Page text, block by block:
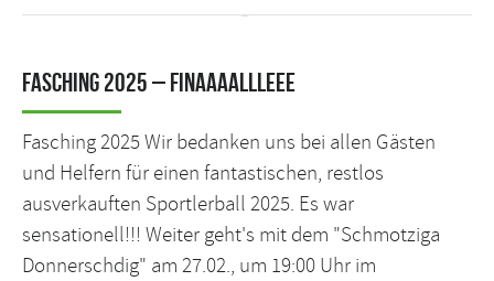
Fasching 2025 – FINAAAALLLEEE
Fasching 2025 Wir bedanken uns bei allen Gästen
und Helfern für einen fantastischen, restlos
ausverkauften Sportlerball 2025. Es war
sensationell!!! Weiter geht's mit dem "Schmotziga
Donnerschdig" am 27.02., um 19:00 Uhr im